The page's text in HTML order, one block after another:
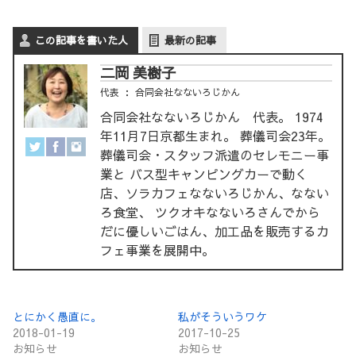
この記事を書いた人 最新の記事
二岡 美樹子
代表 ： 合同会社なないろじかん
合同会社なないろじかん 代表。 1974
年11月7日京都生まれ。 葬儀司会23年。
葬儀司会・スタッフ派遣のセレモニー事
業と バス型キャンピングカーで動く
店、ソラカフェなないろじかん、なない
ろ食堂、 ツクオキなないろさんでから
だに優しいごはん、加工品を販売するカ
フェ事業を展開中。
とにかく愚直に。
2018-01-19
お知らせ
私がそういうワケ
2017-10-25
お知らせ